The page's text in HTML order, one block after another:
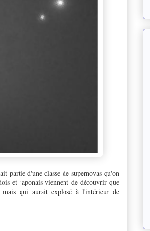
partie d'une classe de supernovas qu'on
et japonais viennent de découvrir que
mais qui aurait explosé à l'intérieur de